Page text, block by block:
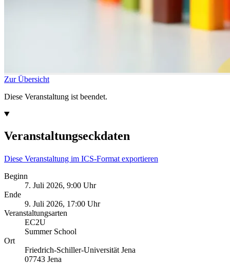
Zur Übersicht
Diese Veranstaltung ist beendet.
Veranstaltungseckdaten
Diese Veranstaltung im ICS-Format exportieren
Beginn
7. Juli 2026, 9:00 Uhr
Ende
9. Juli 2026, 17:00 Uhr
Veranstaltungsarten
EC2U
Summer School
Ort
Friedrich-Schiller-Universität Jena
07743 Jena